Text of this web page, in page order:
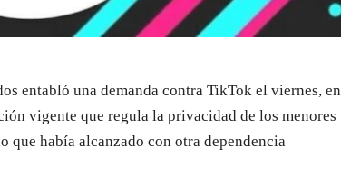
entabló una demanda contra TikTok el viernes, en
vigente que regula la privacidad de los menores
había alcanzado con otra dependencia